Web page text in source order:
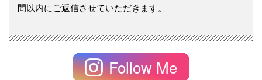
間以内にご返信させていただきます。
Follow Me